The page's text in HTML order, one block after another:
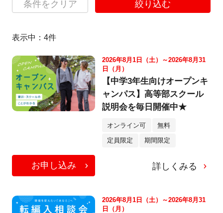
条件をクリア 絞り込む
表示中： 4件
2026年8月1日（土）～2026年8月31
日（月）
【中学3年生向けオープンキ
ャンパス】高等部スクール
説明会を毎日開催中★
オンライン可 無料
定員限定 期間限定
お申し込み 詳しくみる
2026年8月1日（土）～2026年8月31
日（月）